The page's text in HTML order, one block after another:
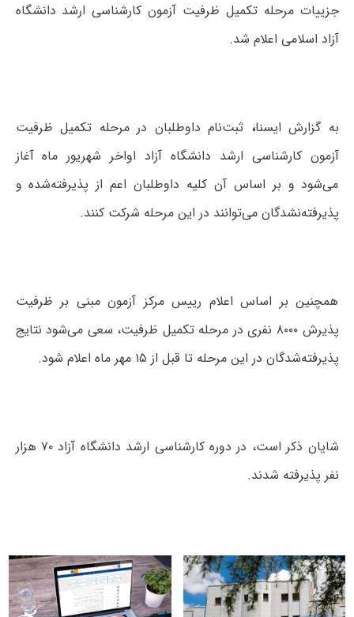
جزییات مرحله تکمیل ظرفیت آزمون کارشناسی ارشد دانشگاه
آزاد اسلامی اعلام شد.
به گزارش ایسنا، ثبت‌نام داوطلبان در مرحله تکمیل ظرفیت
آزمون کارشناسی ارشد دانشگاه آزاد اواخر شهریور ماه آغاز
می‌شود و بر اساس آن کلیه داوطلبان اعم از پذیرفته‌شده و
پذیرفته‌نشدگان می‌توانند در این مرحله شرکت کنند.
همچنین بر اساس اعلام رییس مرکز آزمون مبنی بر ظرفیت
پذیرش ۸۰۰۰ نفری در مرحله تکمیل ظرفیت، سعی می‌شود نتایج
پذیرفته‌شدگان در این مرحله تا قبل از ۱۵ مهر ماه اعلام شود.
شایان ذکر است، در دوره کارشناسی ارشد دانشگاه آزاد ۷۰ هزار
نفر پذیرفته شدند.